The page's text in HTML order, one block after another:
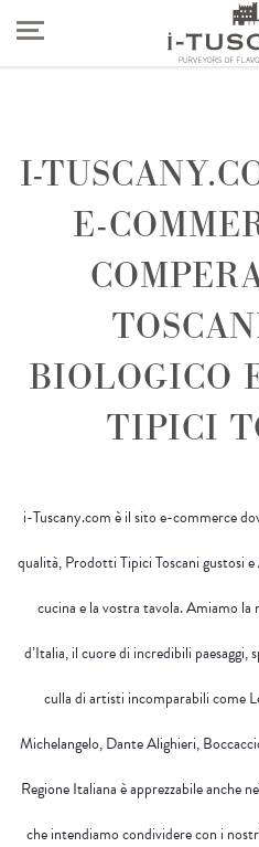
I-
E-
BIOLOGICO
TIPICI
i-Tuscany.com è il sito e-commerce
qualità, Prodotti Tipici Toscani gustosi
cucina e la vostra tavola. Amiamo la
d’Italia, il cuore di incredibili paesaggi,
culla di artisti incomparabili come
Michelangelo, Dante Alighieri,
Regione Italiana è apprezzabile anche
che intendiamo condividere con i